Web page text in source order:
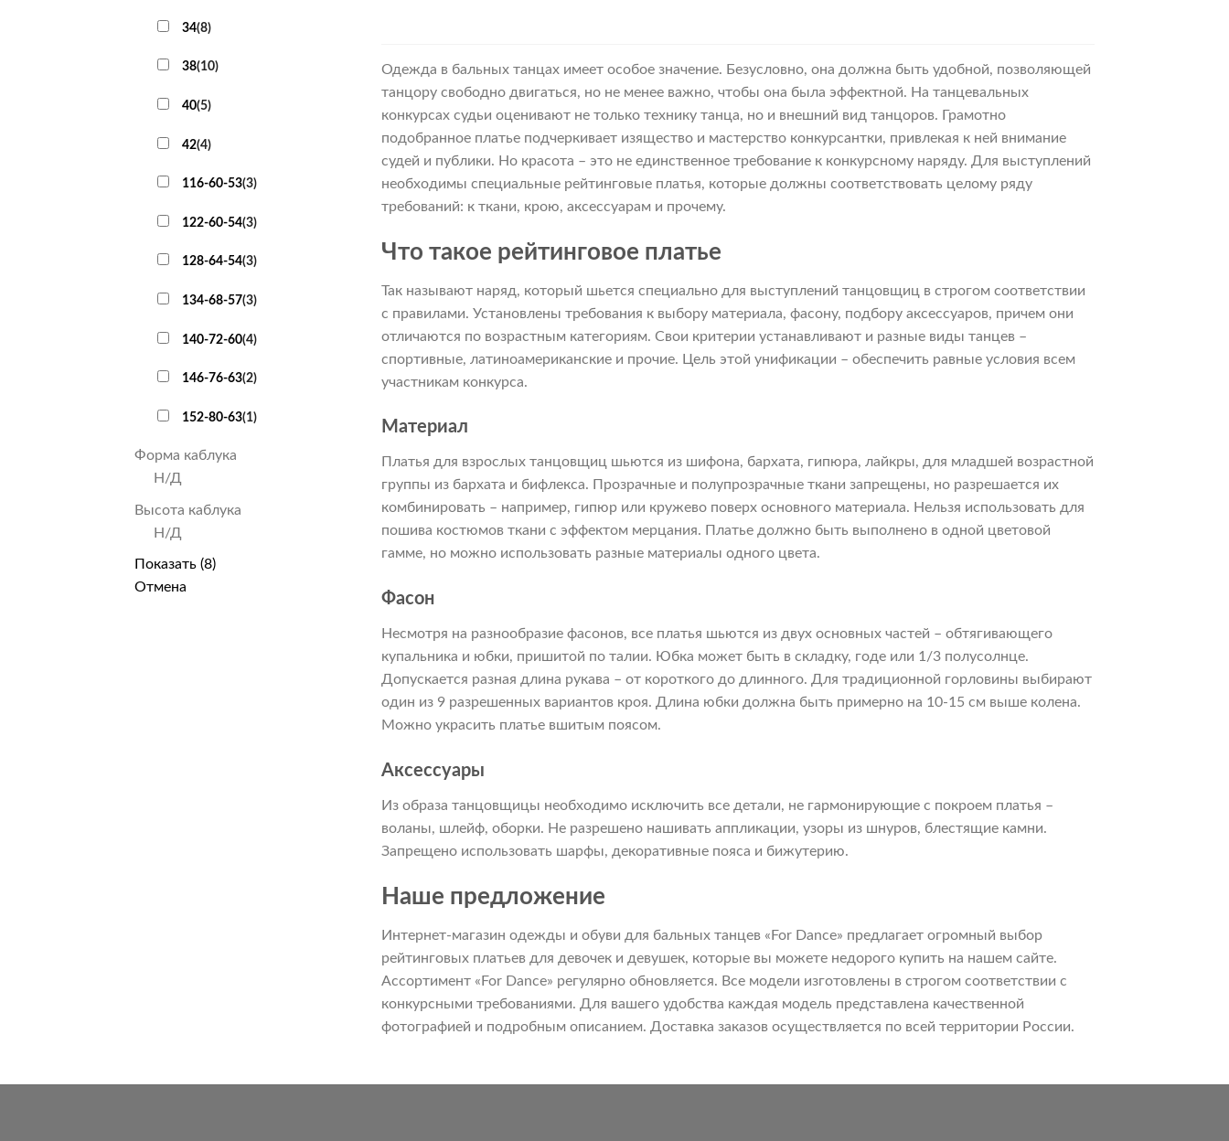
34(8)
38(10)
40(5)
42(4)
116-60-53(3)
122-60-54(3)
128-64-54(3)
134-68-57(3)
140-72-60(4)
146-76-63(2)
152-80-63(1)
Форма каблука
Н/Д
Высота каблука
Н/Д
Показать (8)
Отмена
Одежда в бальных танцах имеет особое значение. Безусловно, она должна быть удобной, позволяющей
танцору свободно двигаться, но не менее важно, чтобы она была эффектной. На танцевальных
конкурсах судьи оценивают не только технику танца, но и внешний вид танцоров. Грамотно
подобранное платье подчеркивает изящество и мастерство конкурсантки, привлекая к ней внимание
судей и публики. Но красота – это не единственное требование к конкурсному наряду. Для выступлений
необходимы специальные рейтинговые платья, которые должны соответствовать целому ряду
требований: к ткани, крою, аксессуарам и прочему.
Что такое рейтинговое платье
Так называют наряд, который шьется специально для выступлений танцовщиц в строгом соответствии
с правилами. Установлены требования к выбору материала, фасону, подбору аксессуаров, причем они
отличаются по возрастным категориям. Свои критерии устанавливают и разные виды танцев –
спортивные, латиноамериканские и прочие. Цель этой унификации – обеспечить равные условия всем
участникам конкурса.
Материал
Платья для взрослых танцовщиц шьются из шифона, бархата, гипюра, лайкры, для младшей возрастной
группы из бархата и бифлекса. Прозрачные и полупрозрачные ткани запрещены, но разрешается их
комбинировать – например, гипюр или кружево поверх основного материала. Нельзя использовать для
пошива костюмов ткани с эффектом мерцания. Платье должно быть выполнено в одной цветовой
гамме, но можно использовать разные материалы одного цвета.
Фасон
Несмотря на разнообразие фасонов, все платья шьются из двух основных частей – обтягивающего
купальника и юбки, пришитой по талии. Юбка может быть в складку, годе или 1/3 полусолнце.
Допускается разная длина рукава – от короткого до длинного. Для традиционной горловины выбирают
один из 9 разрешенных вариантов кроя. Длина юбки должна быть примерно на 10-15 см выше колена.
Можно украсить платье вшитым поясом.
Аксессуары
Из образа танцовщицы необходимо исключить все детали, не гармонирующие с покроем платья –
воланы, шлейф, оборки. Не разрешено нашивать аппликации, узоры из шнуров, блестящие камни.
Запрещено использовать шарфы, декоративные пояса и бижутерию.
Наше предложение
Интернет-магазин одежды и обуви для бальных танцев «For Dance» предлагает огромный выбор
рейтинговых платьев для девочек и девушек, которые вы можете недорого купить на нашем сайте.
Ассортимент «For Dance» регулярно обновляется. Все модели изготовлены в строгом соответствии с
конкурсными требованиями. Для вашего удобства каждая модель представлена качественной
фотографией и подробным описанием. Доставка заказов осуществляется по всей территории России.